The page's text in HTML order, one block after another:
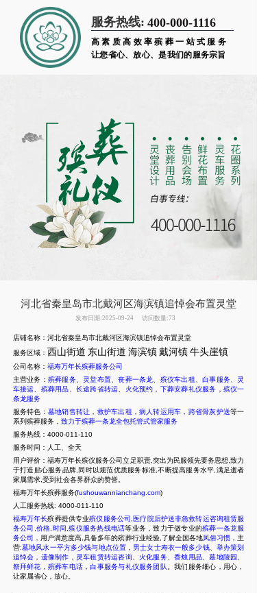
服务热线: 400-000-1116
高素质高效率殡葬一站式服务
让您省心、放心、是我们的服务宗旨
河北省秦皇岛市北戴河区海滨镇追悼会布置灵堂
发布日期:2025-09-24 访问数量:73
店铺名称：河北省秦皇岛市北戴河区海滨镇追悼会布置灵堂
服务区域： 西山街道 东山街道 海滨镇 戴河镇 牛头崖镇
公司名称： 福寿万年长殡葬服务公司
主营业务： 殡葬服务、 灵堂布置 、丧葬一条龙 殡仪车出租 、白事服务
灵
车接运
殡葬用品 长途跨省转运 火化预约 ， 下葬安葬礼仪服务 ， 殡仪一
条龙服务
服务特色： 墓地销售转让 ， 救护车出租 ， 病人转运用车 ， 跨省骨灰护送等一
系列殡葬服务， 致力于殡葬一条龙全包托管式管家服务
服务热线：4000-011-110
服务时间：人工、全天
用户评价：福寿万年长殡仪服务公司立足职责,突出为民服领先要务思想,致力
于打造贴心服务品牌,同时以规范优质服务标准,不断提高服务水平,满足逝者
家属需求,受到社会各界群众的赞誉。
福寿万年长殡葬服务(fushouwannianchang.com)
人工服务热线: 4000-011-110
福寿万年长殡葬提供专业殡仪服务公司 医疗院后护送非急救转运咨询租赁服
务公司 价格 时间 殡仪服务热线电话等业务，致力于做专业的殡葬一条龙服
务公司
，用户满意度高,具备多年的殡葬行业经验,了解全国各地风俗习惯 ，主
营:墓地风水一平方多少钱与地点位置 ， 男士女士寿衣一般多少钱、 举办策划
追悼会 ， 遗像制作 ， 灵车租赁转运咨询、 火化服务、香烛用品 、墓地陵园
祭拜鲜花 ， 殡葬车电话 ，白事服务与礼仪服务团队
。我们服务细心，用心，
让家属省心，放心。